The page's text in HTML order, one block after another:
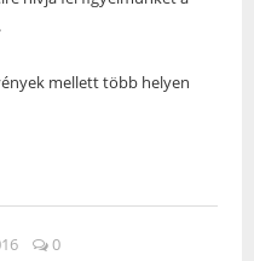
mellett több helyen
0